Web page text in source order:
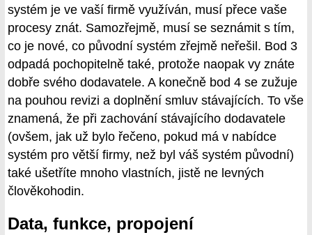
systém je ve vaší firmě využíván, musí přece vaše
procesy znát. Samozřejmě, musí se seznámit s tím,
co je nové, co původní systém zřejmě neřešil. Bod 3
odpadá pochopitelně také, protože naopak vy znáte
dobře svého dodavatele. A konečně bod 4 se zužuje
na pouhou revizi a doplnění smluv stávajících. To vše
znamená, že při zachování stávajícího dodavatele
(ovšem, jak už bylo řečeno, pokud má v nabídce
systém pro větší firmy, než byl váš systém původní)
také ušetříte mnoho vlastních, jistě ne levných
člověkohodin.
Data, funkce, propojení